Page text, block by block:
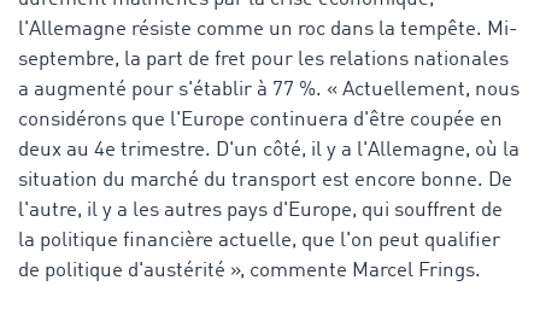
l'Allemagne résiste comme un roc dans la tempête. Mi-
septembre, la part de fret pour les relations nationales
a augmenté pour s'établir à 77 %. « Actuellement, nous
considérons que l'Europe continuera d'être coupée en
deux au 4e trimestre. D'un côté, il y a l'Allemagne, où la
situation du marché du transport est encore bonne. De
l'autre, il y a les autres pays d'Europe, qui souffrent de
la politique financière actuelle, que l'on peut qualifier
de politique d'austérité », commente Marcel Frings.